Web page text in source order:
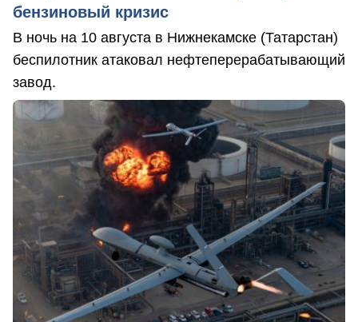
бензиновый кризис
В ночь на 10 августа в Нижнекамске (Татарстан)
беспилотник атаковал нефтеперерабатывающий
завод.